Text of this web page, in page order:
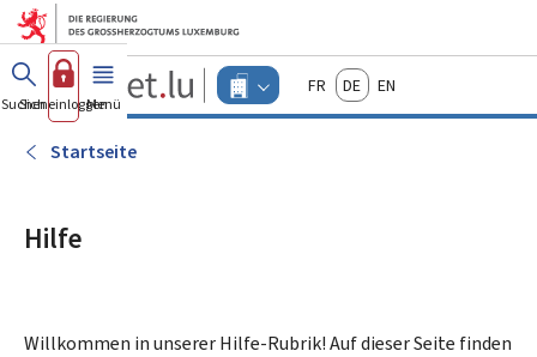
Zum Hauptmenü
Zum Inhalt
Guichet.lu
Changer
d'espace
FrançaisDeutschEnglish
Suchen
Sich einloggen
Menü Haupt-
Startseite
Hilfe
Willkommen in unserer Hilfe-Rubrik! Auf dieser Seite finden